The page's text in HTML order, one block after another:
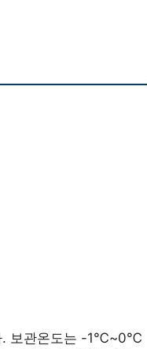
. 보관온도는 -1℃~0℃